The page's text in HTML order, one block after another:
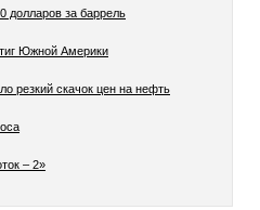
долларов за баррель
Южной Америки
резкий скачок цен на нефть
– 2»